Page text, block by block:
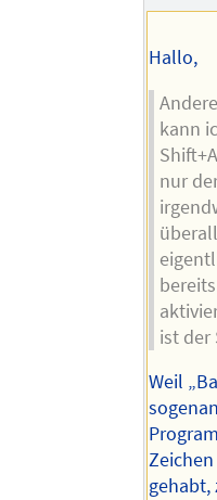
Hallo,
kann
nur
ist der
Weil